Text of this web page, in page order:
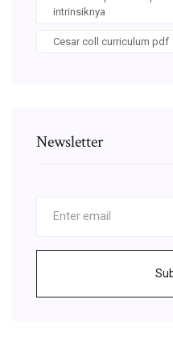
intrinsiknya
Cesar coll curriculum pdf
Newsletter